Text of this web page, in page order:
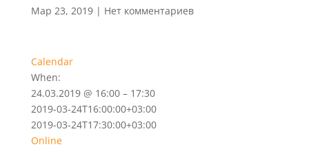
Мар 23, 2019| Нет комментариев
Calendar
When:
24.03.2019 @ 16:00 – 17:30
2019-03-24T16:00:00+03:00
2019-03-24T17:30:00+03:00
Online